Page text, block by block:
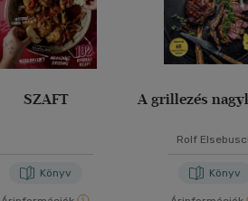
SZAFT
Könyv
A grillezés
Rolf
Könyv